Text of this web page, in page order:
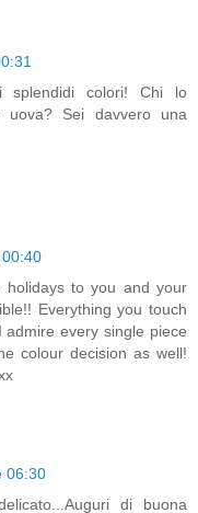
splendidi colori! Chi lo
Sei davvero una
holidays to you and your
Everything you touch
every single piece
colour decision as well!
06:30
di buona